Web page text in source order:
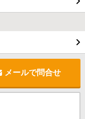
メールで問合せ